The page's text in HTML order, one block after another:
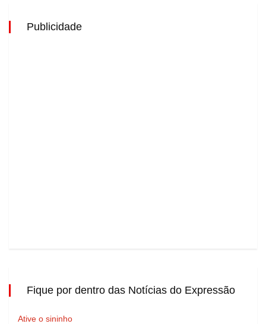
Publicidade
Fique por dentro das Notícias do Expressão
Ative o sininho